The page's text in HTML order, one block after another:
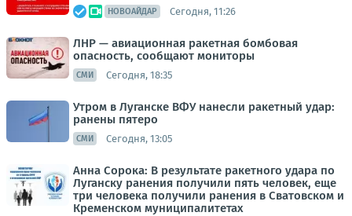
НОВОАЙДАР Сегодня, 11:26
ЛНР — авиационная ракетная бомбовая
опасность, сообщают мониторы
СМИ Сегодня, 18:35
Утром в Луганске ВФУ нанесли ракетный удар:
ранены пятеро
СМИ Сегодня, 13:05
Анна Сорока: В результате ракетного удара по
Луганску ранения получили пять человек, еще
три человека получили ранения в Сватовском и
Кременском муниципалитетах